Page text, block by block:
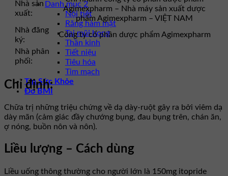
Danh mục 2
Nội tiết
Răng hàm mặt
Tai mũi họng
Thần kinh
Tiết niệu
Tiêu hóa
Tim mạch
Tin Sức Khỏe
Đo BMI
Nhà sản
xuất:
Agimexpharm – Nhà máy sản xuất dược
phẩm Agimexpharm – VIỆT NAM
Nhà đăng
ký:
Công ty cổ phần dược phẩm Agimexpharm
Nhà phân
phối:
Chỉ định:
Chữa trị những triệu chứng về dạ dày-ruột gây ra bởi viêm dạ
dày mãn (cảm giác đầy chướng bụng, đau bụng trên, chán ăn,
ợ nóng, buồn nôn và nôn).
Liều lượng – Cách dùng
Liều uống thông thường cho người lớn là 150mg itopride